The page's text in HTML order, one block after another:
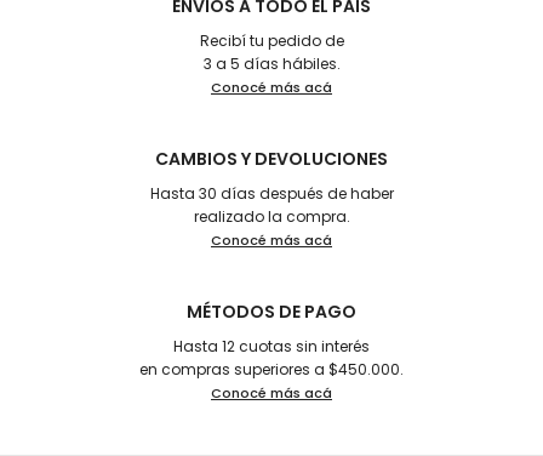
ENVÍOS A TODO EL PAÍS
Recibí tu pedido de
3 a 5 días hábiles.
Conocé más acá
CAMBIOS Y DEVOLUCIONES
Hasta 30 días después de haber
realizado la compra.
Conocé más acá
MÉTODOS DE PAGO
Hasta 12 cuotas sin interés
en compras superiores a $450.000.
Conocé más acá